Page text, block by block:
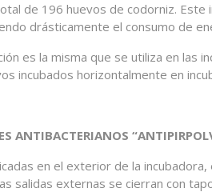
de 196 huevos de codorniz.
drásticamente el consumo de
es la misma que se utiliza en
incubados horizontalmente en
ANTIBACTERIANOS
en el exterior de la
salidas externas se cierran con